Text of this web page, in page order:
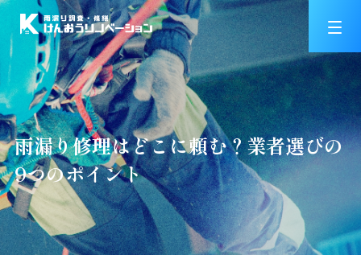
雨漏り修理はどこに頼む？業者選びの
9つのポイント